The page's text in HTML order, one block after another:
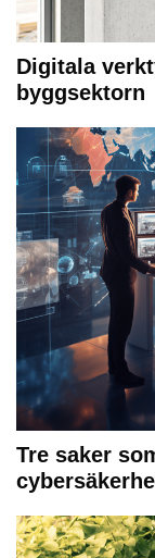
Digitala
byggsektorn
Tre saker